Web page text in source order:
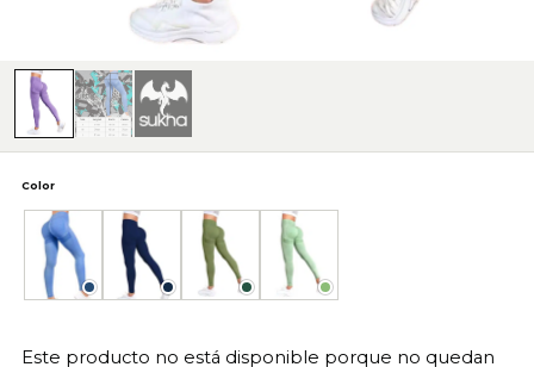
Color
Azul Azul Oscuro Verde Verde Claro
Este producto no está disponible porque no quedan